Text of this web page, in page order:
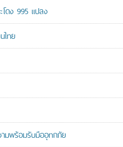
ดง 995 แปลง
ไทย
มพร้อมรับมืออุทกภัย